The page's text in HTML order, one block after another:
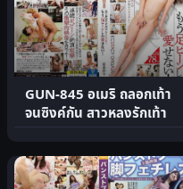
GUN-845 อเมริ ถลอกเท้า
จนซิงค์กัน สาวหลงรักเท้า